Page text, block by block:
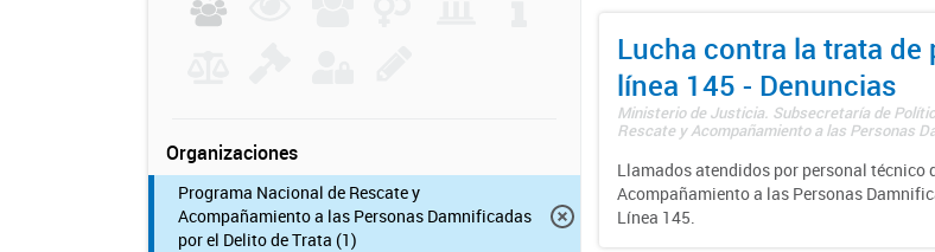
Organizaciones
Programa Nacional de Rescate y
Acompañamiento a las Personas Damnificadas
por el Delito de Trata (1)
Lucha contra la trata de
línea 145 - Denuncias
Ministerio de Justicia. Subsecretaría de
Rescate y Acompañamiento a las Personas
Llamados atendidos por personal técnico
Acompañamiento a las Personas
Línea 145.